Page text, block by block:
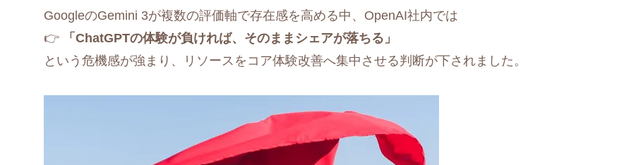
GoogleのGemini 3が複数の評価軸で存在感を高める中、OpenAI社内では
👉
「ChatGPTの体験が負ければ、そのままシェアが落ちる」
という危機感が強まり、リソースをコア体験改善へ集中させる判断が下されました。